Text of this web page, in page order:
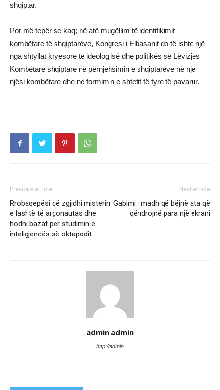
shqiptar.
Por më tepër se kaq; në atë mugëllim të identifikimit
kombëtare të shqiptarëve, Kongresi i Elbasanit do të ishte një
nga shtyllat kryesore të ideologjisë dhe politikës së Lëvizjes
Kombëtare shqiptare në përnjehsimin e shqiptarëve në një
njësi kombëtare dhe në formimin e shtetit të tyre të pavarur.
Previous article
Rrobaqepësi që zgjidhi misterin
e lashtë të argonautas dhe
hodhi bazat për studimin e
inteligjencës së oktapodit
Next article
Gabimi i madh që bëjnë ata që
qëndrojnë para një ekrani
admin admin
http://admin